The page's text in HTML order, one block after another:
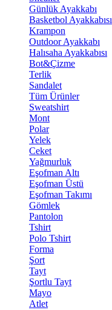
Günlük Ayakkabı
Basketbol Ayakkabısı
Krampon
Outdoor Ayakkabı
Halısaha Ayakkabısı
Bot&Çizme
Terlik
Sandalet
Tüm Ürünler
Sweatshirt
Mont
Polar
Yelek
Ceket
Yağmurluk
Eşofman Altı
Eşofman Üstü
Eşofman Takımı
Gömlek
Pantolon
Tshirt
Polo Tshirt
Forma
Şort
Tayt
Şortlu Tayt
Mayo
Atlet